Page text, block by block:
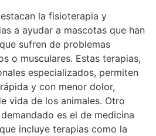
la fisioterapia y
a ayudar a mascotas que han
sufren de problemas
o musculares. Estas terapias,
especializados, permiten
y con menor dolor,
vida de los animales. Otro
es el de medicina
incluye terapias como la